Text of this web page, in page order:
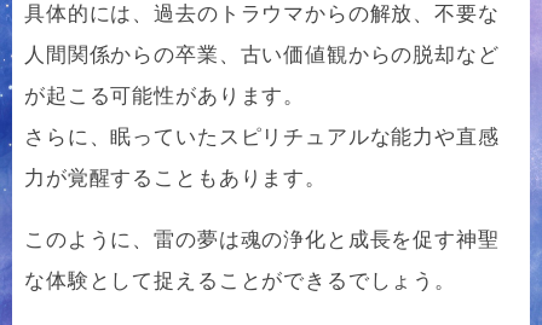
具体的には、過去のトラウマからの解放、不要な
人間関係からの卒業、古い価値観からの脱却など
が起こる可能性があります。
さらに、眠っていたスピリチュアルな能力や直感
力が覚醒することもあります。
このように、雷の夢は魂の浄化と成長を促す神聖
な体験として捉えることができるでしょう。